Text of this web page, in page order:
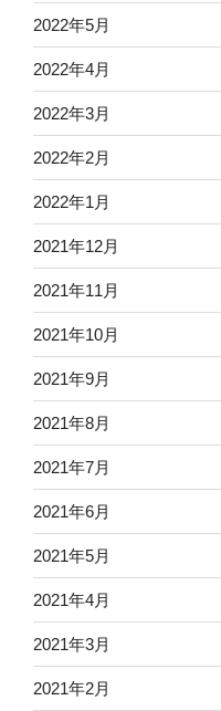
2022年5月
2022年4月
2022年3月
2022年2月
2022年1月
2021年12月
2021年11月
2021年10月
2021年9月
2021年8月
2021年7月
2021年6月
2021年5月
2021年4月
2021年3月
2021年2月